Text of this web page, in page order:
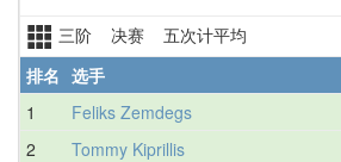
三阶 决赛 五次计平均
排名 选手
1
Feliks Zemdegs
2
Tommy Kiprillis